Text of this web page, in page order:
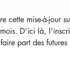
cette mise-à-jour
D’ici là,
part des